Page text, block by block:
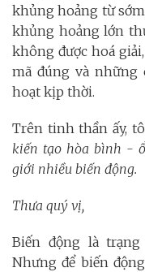
khủng hoảng từ
khủng hoảng lớn
không được hoá
mã đúng và những
hoạt kịp thời.
Trên tinh thần ấy,
kiến tạo hòa bình -
giới nhiều biến động.
Thưa quý vị,
Biến động là
Nhưng để biến